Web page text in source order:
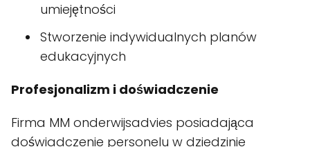
umiejętności
Stworzenie indywidualnych planów
edukacyjnych
Profesjonalizm i doświadczenie
Firma MM onderwijsadvies posiadająca
doświadczenie personelu w dziedzinie